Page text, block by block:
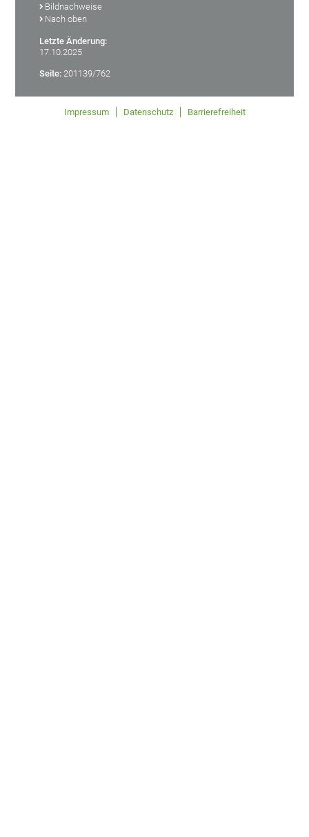
Bildnachweise
Nach oben
Letzte Änderung:
17.10.2025
Seite: 201139/762
Impressum Datenschutz Barrierefreiheit